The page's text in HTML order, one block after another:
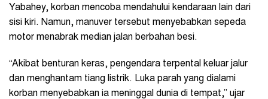
Yabahey, korban mencoba mendahului kendaraan lain dari
sisi kiri. Namun, manuver tersebut menyebabkan sepeda
motor menabrak median jalan berbahan besi.
“Akibat benturan keras, pengendara terpental keluar jalur
dan menghantam tiang listrik. Luka parah yang dialami
korban menyebabkan ia meninggal dunia di tempat,” ujar